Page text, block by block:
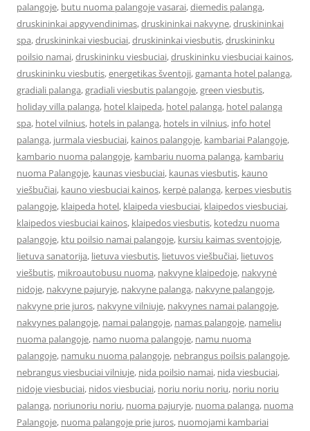
palangoje, butu nuoma palangoje vasarai,diemedis palanga,
druskininkai apgyvendinimas,druskininkai nakvyne,druskininkai
spa,druskininkai viesbuciai,druskininkai viesbutis,druskininku
poilsio namai,druskininku viesbuciai,druskininku viesbuciai kainos,
druskininku viesbutis,energetikas šventoji,gamanta hotel palanga,
gradiali palanga,gradiali viesbutis palangoje,green viesbutis,
holiday villa palanga, hotel klaipeda, hotel palanga, hotel palanga
spa, hotel vilnius, hotels in palanga, hotels in vilnius, info hotel
palanga, jurmala viesbuciai, kainos palangoje, kambariai Palangoje,
kambario nuoma palangoje, kambariu nuoma palanga, kambariu
nuoma Palangoje, kaunas viesbuciai, kaunas viesbutis, kauno
viešbučiai, kauno viesbuciai kainos, kerpė palanga, kerpes viesbutis
palangoje, klaipeda hotel, klaipeda viesbuciai, klaipedos viesbuciai,
klaipedos viesbuciai kainos, klaipedos viesbutis, kotedzu nuoma
palangoje, ktu poilsio namai palangoje, kursiu kaimas sventojoje,
lietuva sanatorija, lietuva viesbutis, lietuvos viešbučiai, lietuvos
viešbutis, mikroautobusu nuoma, nakvyne klaipedoje, nakvynė
nidoje, nakvyne pajuryje, nakvyne palanga, nakvyne palangoje,
nakvyne prie juros, nakvyne vilniuje, nakvynes namai palangoje,
nakvynes palangoje, namai palangoje, namas palangoje, namelių
nuoma palangoje, namo nuoma palangoje, namu nuoma
palangoje, namuku nuoma palangoje, nebrangus poilsis palangoje,
nebrangus viesbuciai vilniuje, nida poilsio namai, nida viesbuciai,
nidoje viesbuciai, nidos viesbuciai, noriu noriu noriu, noriu noriu
palanga, noriunoriu noriu, nuoma pajuryje, nuoma palanga, nuoma
Palangoje, nuoma palangoje prie juros, nuomojami kambariai